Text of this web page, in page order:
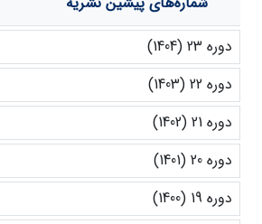
دوره 23 (1404)
دوره 22 (1403)
دوره 21 (1402)
دوره 20 (1401)
دوره 19 (1400)